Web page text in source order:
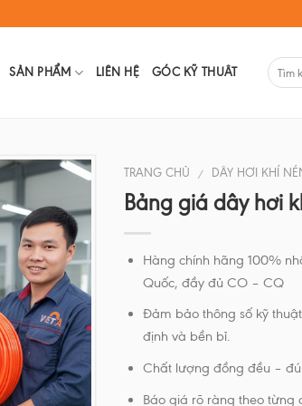
SẢN PHẨM LIÊN HỆ GÓC KỸ THUÂT
TRANG CHỦ / DÂY HƠI KHÍ
Bảng giá dây hơi
Hàng chính hãng 100%
Quốc, đầy đủ CO – CQ
Đảm bảo thông số kỹ
định và bền bỉ.
Chất lượng đồng đều –
Báo giá rõ ràng theo từng